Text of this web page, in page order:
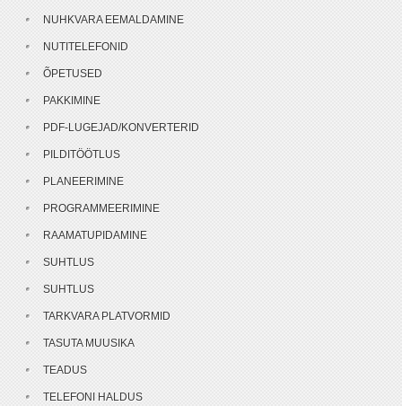
NUHKVARA EEMALDAMINE
NUTITELEFONID
ÕPETUSED
PAKKIMINE
PDF-LUGEJAD/KONVERTERID
PILDITÖÖTLUS
PLANEERIMINE
PROGRAMMEERIMINE
RAAMATUPIDAMINE
SUHTLUS
SUHTLUS
TARKVARA PLATVORMID
TASUTA MUUSIKA
TEADUS
TELEFONI HALDUS